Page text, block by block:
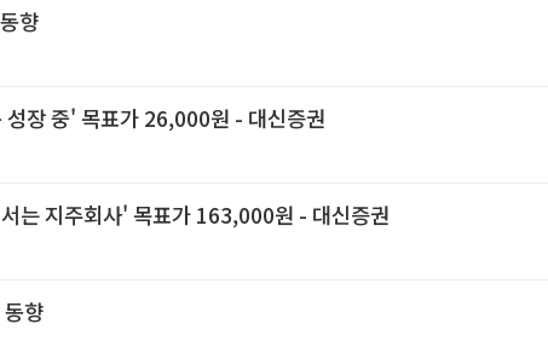
향
장 중' 목표가 26,000원 - 대신증권
는 지주회사' 목표가 163,000원 - 대신증권
향